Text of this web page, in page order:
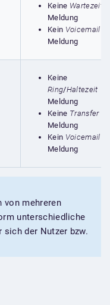
Keine Wartezeit
Meldung
Kein Voicemail
Meldung
Keine
Ring/Haltezeit
Meldung
Keine Transfer
Meldung
Kein Voicemail
Meldung
von mehreren
unterschiedliche
sich der Nutzer bzw.